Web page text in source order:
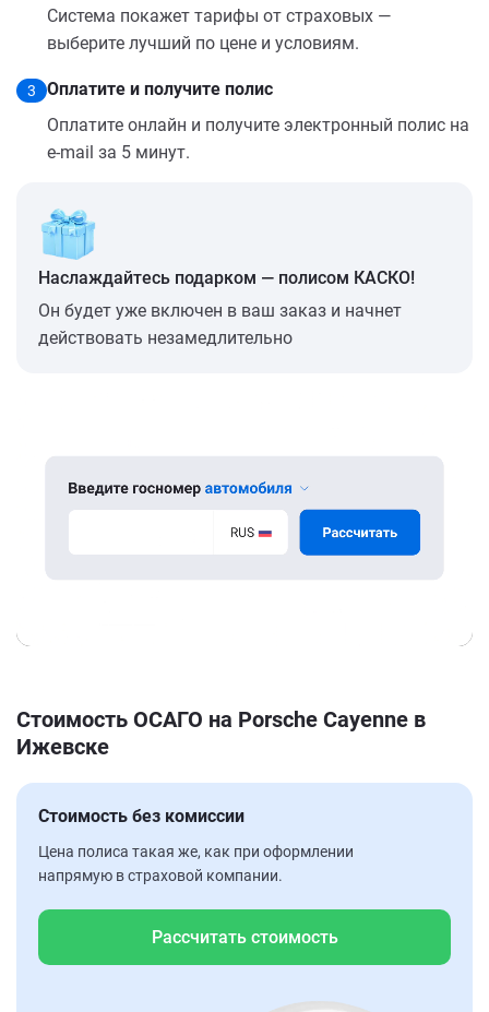
Система покажет тарифы от страховых —
выберите лучший по цене и условиям.
3
Оплатите и получите полис
Оплатите онлайн и получите электронный полис на
e-mail за 5 минут.
Наслаждайтесь подарком — полисом КАСКО!
Он будет уже включен в ваш заказ и начнет
действовать незамедлительно
Стоимость ОСАГО на Porsche Cayenne в
Ижевске
Стоимость без комиссии
Цена полиса такая же, как при оформлении
напрямую в страховой компании.
Рассчитать стоимость